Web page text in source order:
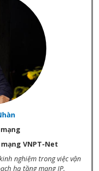
VNPT-Net
nghiệm trong việc vận
hạ tầng mạng IP.